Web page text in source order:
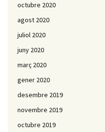
octubre 2020
agost 2020
juliol 2020
juny 2020
març 2020
gener 2020
desembre 2019
novembre 2019
octubre 2019